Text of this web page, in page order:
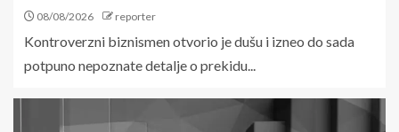
08/08/2026 reporter
Kontroverzni biznismen otvorio je dušu i izneo do sada
potpuno nepoznate detalje o prekidu...